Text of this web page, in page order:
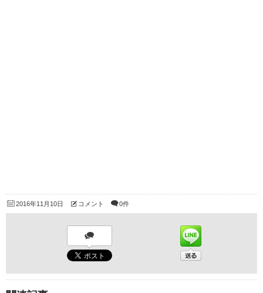
2016年11月10日 コメント 0件